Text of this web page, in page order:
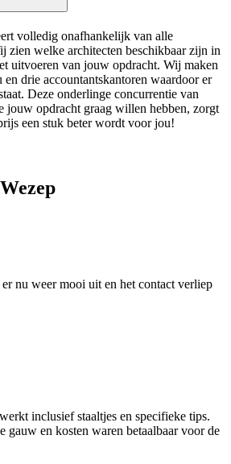
volledig onafhankelijk van alle
zien welke architecten beschikbaar zijn in
uitvoeren van jouw opdracht. Wij maken
en drie accountantskantoren waardoor er
Deze onderlinge concurrentie van
jouw opdracht graag willen hebben, zorgt
een stuk beter wordt voor jou!
nu weer mooi uit en het contact verliep
inclusief staaltjes en specifieke tips.
gauw en kosten waren betaalbaar voor de